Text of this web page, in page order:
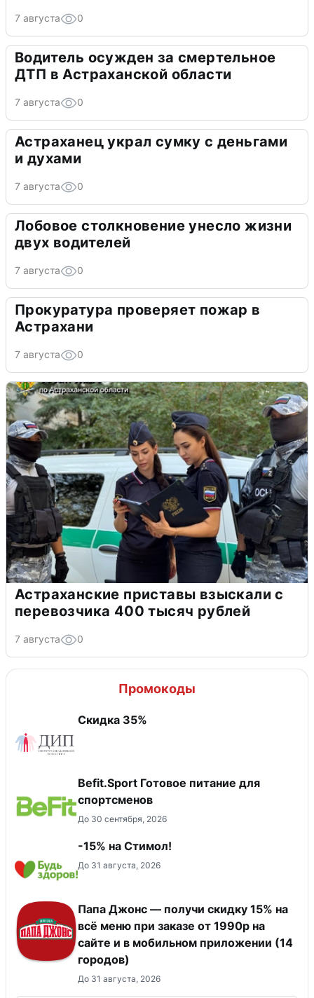
7 августа 0
Водитель осужден за смертельное
ДТП в Астраханской области
7 августа 0
Астраханец украл сумку с деньгами
и духами
7 августа 0
Лобовое столкновение унесло жизни
двух водителей
7 августа 0
Прокуратура проверяет пожар в
Астрахани
7 августа 0
Астраханские приставы взыскали с
перевозчика 400 тысяч рублей
7 августа 0
Промокоды
Скидка 35%
Befit.Sport Готовое питание для
спортсменов
До 30 сентября, 2026
-15% на Стимол!
До 31 августа, 2026
Папа Джонс — получи скидку 15% на
всё меню при заказе от 1990р на
сайте и в мобильном приложении (14
городов)
До 31 августа, 2026